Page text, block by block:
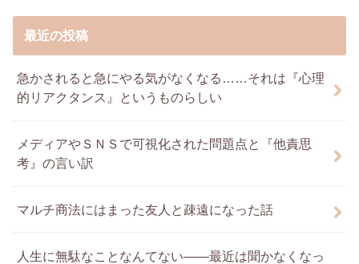
最近の投稿
急かされると急にやる気がなくなる……それは『心理
的リアクタンス』というものらしい
メディアやＳＮＳで可視化された問題点と『他責思
考』の言い訳
マルチ商法にはまった友人と疎遠になった話
人生に無駄なことなんてない――最近は聞かなくなっ